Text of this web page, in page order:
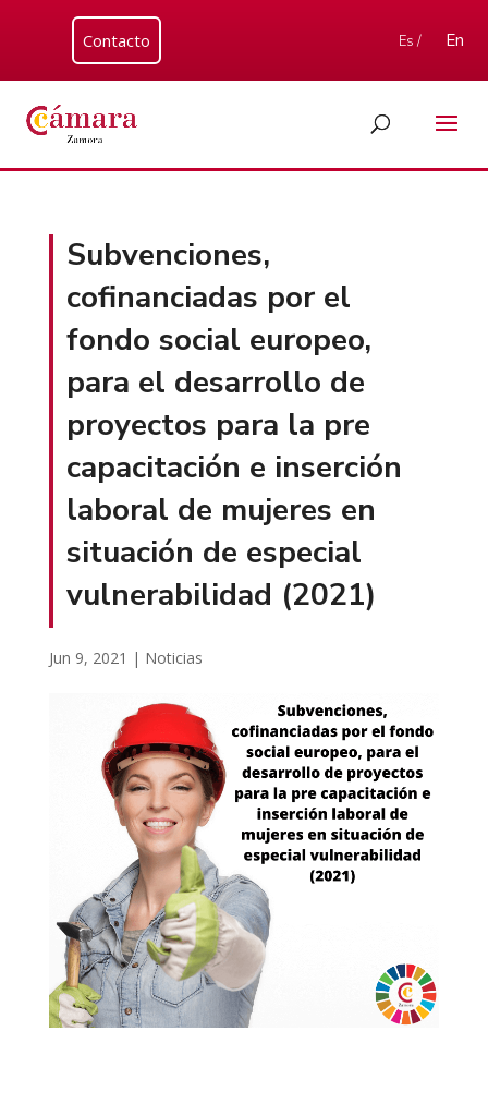
Contacto Es / En
Subvenciones,
cofinanciadas por el
fondo social europeo,
para el desarrollo de
proyectos para la pre
capacitación e inserción
laboral de mujeres en
situación de especial
vulnerabilidad (2021)
Jun 9, 2021 | Noticias